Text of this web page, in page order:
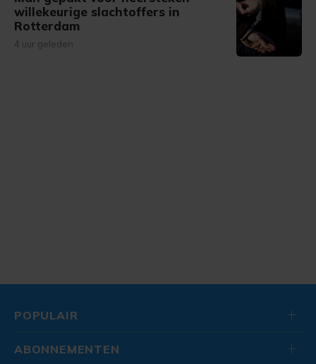
willekeurige slachtoffers in
Rotterdam
4 uur geleden
POPULAIR
ABONNEMENTEN